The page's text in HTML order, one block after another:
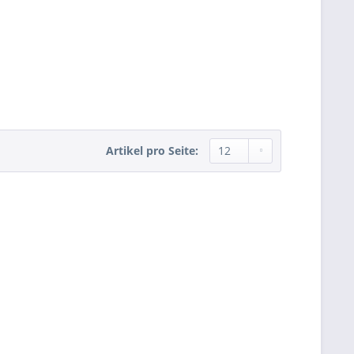
Artikel pro Seite: